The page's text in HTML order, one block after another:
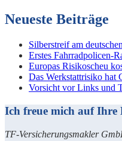
Neueste Beiträge
Silberstreif am
Erstes Fahrradpolicen-
Europas Risikoscheu
Das Werkstattrisiko hat
Vorsicht vor Links und
Ich freue mich auf
TF-Versicherungsmakler